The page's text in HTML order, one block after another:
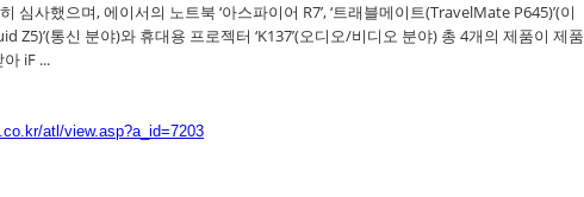
심사했으며, 에이서의 노트북 ‘아스파이어 R7’, ‘트래블메이트(TravelMate P645)’(이
Z5)’(통신 분야)와 휴대용 프로젝터 ‘K137’(오디오/비디오 분야) 총 4개의 제품이 제품
iF ...
atl/view.asp?a_id=7203